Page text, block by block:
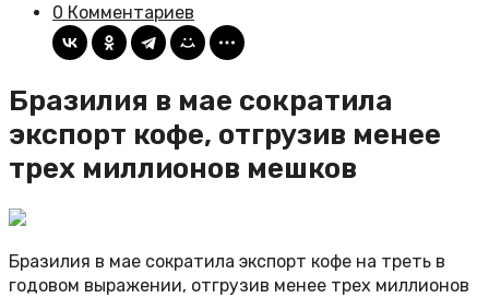
0 Комментариев
Бразилия в мае сократила
экспорт кофе, отгрузив менее
трех миллионов мешков
Бразилия в мае сократила экспорт кофе на треть в
годовом выражении, отгрузив менее трех миллионов